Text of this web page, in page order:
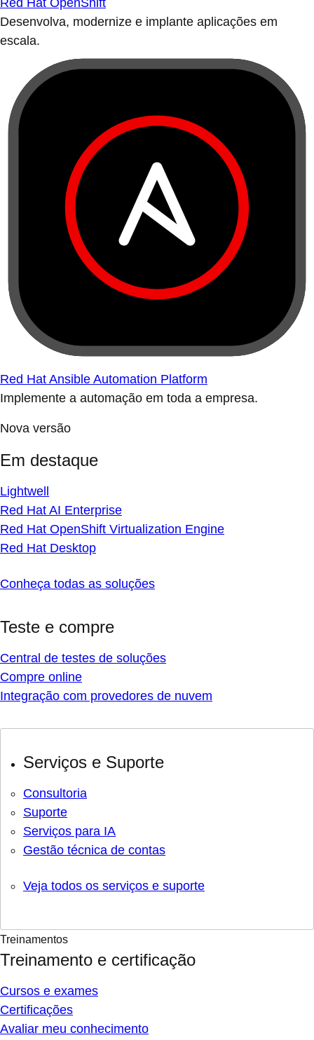
Red Hat OpenShift
Desenvolva, modernize e implante aplicações em
escala.
Red Hat Ansible Automation Platform
Implemente a automação em toda a empresa.
Nova versão
Em destaque
Lightwell
Red Hat AI Enterprise
Red Hat OpenShift Virtualization Engine
Red Hat Desktop
Conheça todas as soluções
Teste e compre
Central de testes de soluções
Compre online
Integração com provedores de nuvem
Serviços e Suporte
Consultoria
Suporte
Serviços para IA
Gestão técnica de contas
Veja todos os serviços e suporte
Treinamentos
Treinamento e certificação
Cursos e exames
Certificações
Avaliar meu conhecimento